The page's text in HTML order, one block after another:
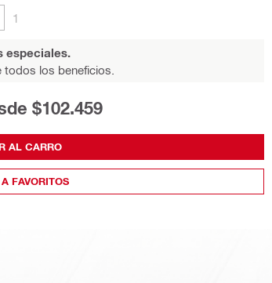
1
especiales.
los beneficios.
$102.459
AL CARRO
FAVORITOS